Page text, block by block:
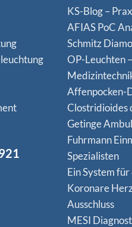
KS-Blog –
AFIAS PoC
Schmitz
OP-Leuchten
Affenpocken-
Clostridioides
Getinge
Fuhrmann
Spezialisten
Ein System
Koro­nare
Ausschluss
MESI